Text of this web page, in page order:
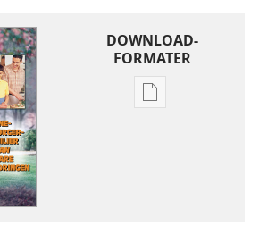
DOWNLOAD-
FORMATER
Indstillinger